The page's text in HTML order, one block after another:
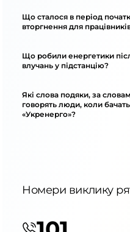
Номери виклику
Що сталося в період
вторгнення для працівників
Що робили енергетики
влучань у підстанцію?
Які слова подяки, за
говорять люди, коли
«Укренерго»?